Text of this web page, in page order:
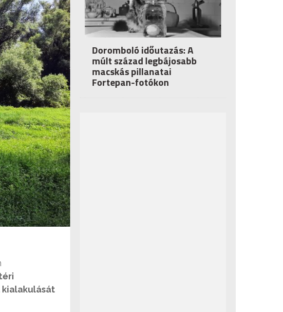
kialakulását
Doromboló időutazás: A
múlt század legbájosabb
macskás pillanatai
Fortepan-fotókon